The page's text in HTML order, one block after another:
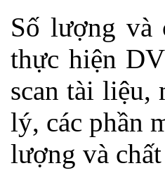
Số lượng và
thực hiện
scan tài liệu,
lý, các phần
lượng và